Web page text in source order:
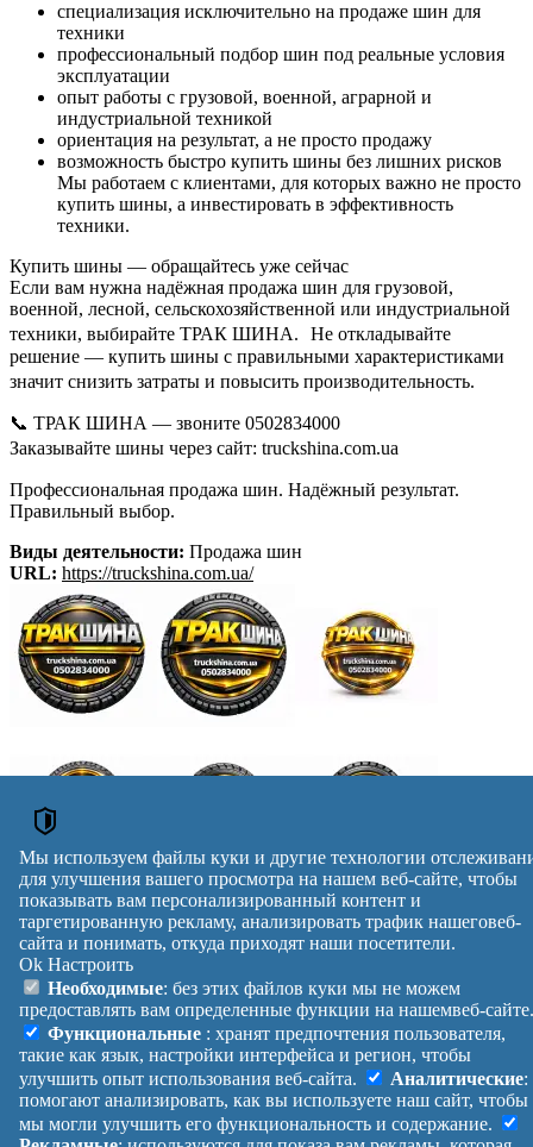
специализация исключительно на продаже шин для
техники
профессиональный подбор шин под реальные условия
эксплуатации
опыт работы с грузовой, военной, аграрной и
индустриальной техникой
ориентация на результат, а не просто продажу
возможность быстро купить шины без лишних рисков
Мы работаем с клиентами, для которых важно не просто
купить шины, а инвестировать в эффективность
техники.
Купить шины — обращайтесь уже сейчас
Если вам нужна надёжная продажа шин для грузовой,
военной, лесной, сельскохозяйственной или индустриальной
техники, выбирайте ТРАК ШИНА. Не откладывайте
решение — купить шины с правильными характеристиками
значит снизить затраты и повысить производительность.
📞 ТРАК ШИНА — звоните 0502834000
Заказывайте шины через сайт: truckshina.com.ua
Профессиональная продажа шин. Надёжный результат.
Правильный выбор.
Виды деятельности: Продажа шин
URL: https://truckshina.com.ua/
ОБЪЯВЛЕНИЯ
Ношеные ароматные трусики, ношені трусики
Ношеные трусики с ароматом, фетиш, вирт
Ношеные влажные трусики фетиш, вирт
Ношеные женские трусики, вирт
Объявления →
reklama
Правила
Платные
Политика
конфиденциальности
Манифест
Обратная
связь
Украина
Мы используем файлы куки и другие технологии
для улучшения вашего просмотра на нашем веб-сайте, чтобы
показывать вам персонализированный контент и
таргетированную рекламу, анализировать трафик нашеговеб-
сайта и понимать, откуда приходят наши посетители.
Ok Настроить
Необходимые: без этих файлов куки мы не можем
предоставлять вам определенные функции на нашемвеб-сайте.
Функциональные : хранят предпочтения пользователя,
такие как язык, настройки интерфейса и регион, чтобы
улучшить опыт использования веб-сайта.
Аналитические:
помогают анализировать, как вы используете наш сайт, чтобы
мы могли улучшить его функциональность и содержание.